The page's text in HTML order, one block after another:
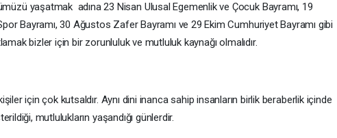
yaşatmak adına 23 Nisan Ulusal Egemenlik ve Çocuk Bayramı, 19
Bayramı, 30 Ağustos Zafer Bayramı ve 29 Ekim Cumhuriyet Bayramı gibi
bizler için bir zorunluluk ve mutluluk kaynağı olmalıdır.
için çok kutsaldır. Aynı dini inanca sahip insanların birlik beraberlik içinde
mutlulukların yaşandığı günlerdir.